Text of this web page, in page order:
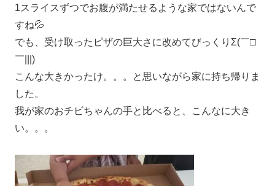
1スライスずつでお腹が満たせるような家ではないんで
すね💦
でも、受け取ったピザの巨大さに改めてびっくりΣ(￣□
￣|||)
こんな大きかったけ。。。と思いながら家に持ち帰りま
した。
我が家のおチビちゃんの手と比べると、こんなに大き
い。。。